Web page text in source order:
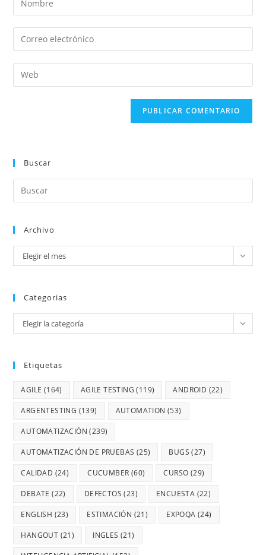
Buscar
Archivo
Elegir el mes
Categorias
Elegir la categoría
Etiquetas
AGILE (164) AGILE TESTING (119) ANDROID (22)
ARGENTESTING (139) AUTOMATION (53)
AUTOMATIZACIÓN (239)
AUTOMATIZACIÓN DE PRUEBAS (25) BUGS (27)
CALIDAD (24) CUCUMBER (60) CURSO (29)
DEBATE (22) DEFECTOS (23) ENCUESTA (22)
ENGLISH (23) ESTIMACIÓN (21) EXPOQA (24)
HANGOUT (21) INGLES (21)